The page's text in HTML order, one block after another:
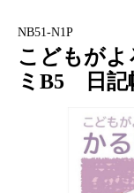
NB51-N1P
こどもが
ミB5 日記